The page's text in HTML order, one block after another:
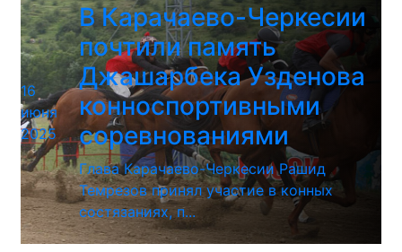
16
июня
2025
В Карачаево-Черкесии
почтили память
Джашарбека Узденова
конноспортивными
соревнованиями
Глава Карачаево-Черкесии Рашид
Темрезов принял участие в конных
состязаниях, п...